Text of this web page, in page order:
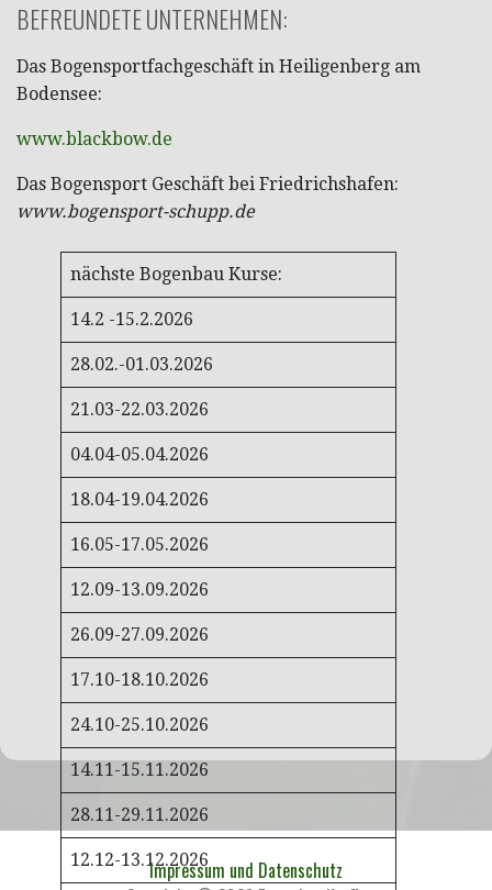
BEFREUNDETE UNTERNEHMEN:
Das Bogensportfachgeschäft in Heiligenberg am
Bodensee:
www.blackbow.de
Das Bogensport Geschäft bei Friedrichshafen:
www.bogensport-schupp.de
nächste Bogenbau Kurse:
14.2 -15.2.2026
28.02.-01.03.2026
21.03-22.03.2026
04.04-05.04.2026
18.04-19.04.2026
16.05-17.05.2026
12.09-13.09.2026
26.09-27.09.2026
17.10-18.10.2026
24.10-25.10.2026
14.11-15.11.2026
28.11-29.11.2026
12.12-13.12.2026Impressum und Datenschutz